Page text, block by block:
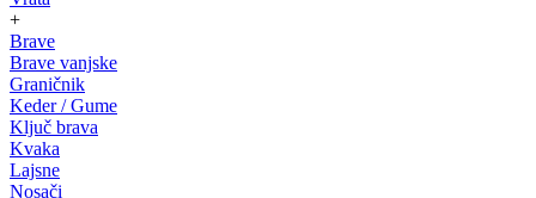
+
Brave
Brave vanjske
Graničnik
Keder / Gume
Ključ brava
Kvaka
Lajsne
Nosači